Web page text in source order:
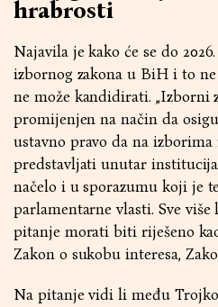
hrabrosti
Najavila je kako će se do
izbornog zakona u BiH i to
ne može kandidirati. „Izborni
promijenjen na način da
ustavno pravo da na
predstavljati unutar
načelo i u sporazumu koji je
parlamentarne vlasti. Sve
pitanje morati biti riješeno
Zakon o sukobu interesa,
Na pitanje vidi li među